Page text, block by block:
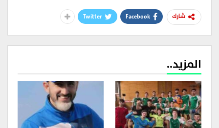
شارك Facebook
Twitter
المزيد..